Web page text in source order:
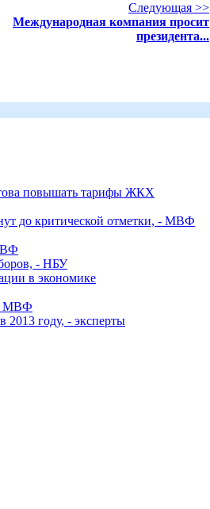
Следующая >>
Международная компания просит
президента...
повышать тарифы ЖКХ
до критической отметки, - МВФ
- НБУ
в экономике
МВФ
2013 году, - эксперты